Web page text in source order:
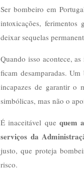
Ser bombeiro em
intoxicações,
deixar sequelas
Quando isso acontece,
ficam desamparadas.
incapazes de garantir o
simbólicas, mas não o
É inaceitável que quem
serviços da
justo, que proteja
risco.